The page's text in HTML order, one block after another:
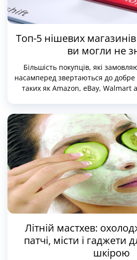
Топ-5 нішевих
ви могли не
Більшість покупців, які
насамперед звертаються до
таких як Amazon, eBay, Walmart
американський ринок онлайн-
різноманітніший, ніж може
За межами гігантських
нішевих інтернет-магазинів,
на чітко визначеній
Літній мастхев:
патчі, місти і гаджети
шкірою